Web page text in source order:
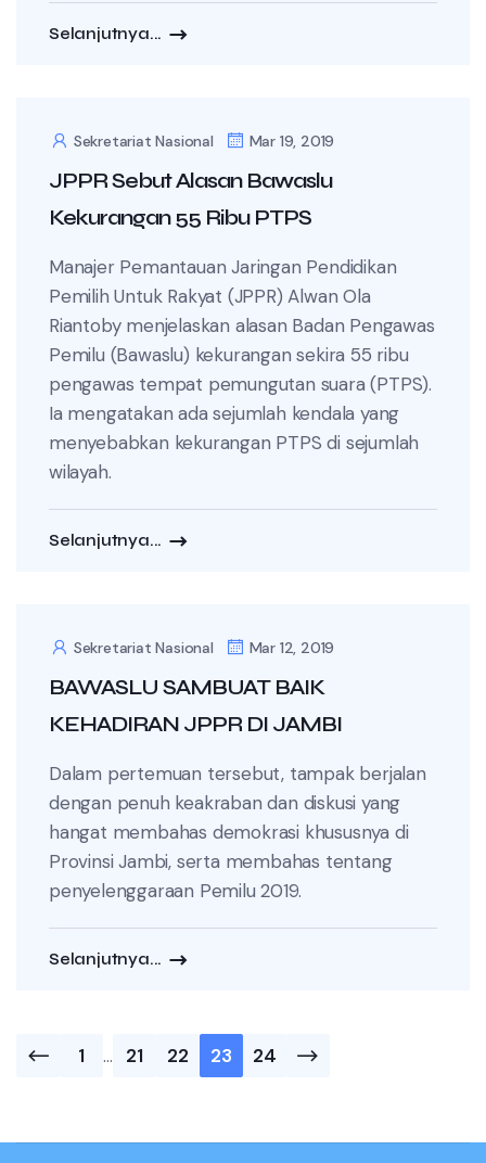
Selanjutnya...
Sekretariat Nasional Mar 19, 2019
JPPR Sebut Alasan Bawaslu
Kekurangan 55 Ribu PTPS
Manajer Pemantauan Jaringan Pendidikan
Pemilih Untuk Rakyat (JPPR) Alwan Ola
Riantoby menjelaskan alasan Badan Pengawas
Pemilu (Bawaslu) kekurangan sekira 55 ribu
pengawas tempat pemungutan suara (PTPS).
Ia mengatakan ada sejumlah kendala yang
menyebabkan kekurangan PTPS di sejumlah
wilayah.
Selanjutnya...
Sekretariat Nasional Mar 12, 2019
BAWASLU SAMBUAT BAIK
KEHADIRAN JPPR DI JAMBI
Dalam pertemuan tersebut, tampak berjalan
dengan penuh keakraban dan diskusi yang
hangat membahas demokrasi khususnya di
Provinsi Jambi, serta membahas tentang
penyelenggaraan Pemilu 2019.
Selanjutnya...
Posts
1 … 21 22 23 24